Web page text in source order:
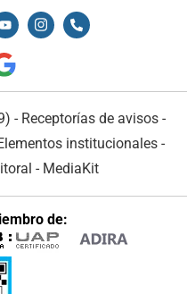
- Receptorías de avisos -
institucionales -
- MediaKit
de: